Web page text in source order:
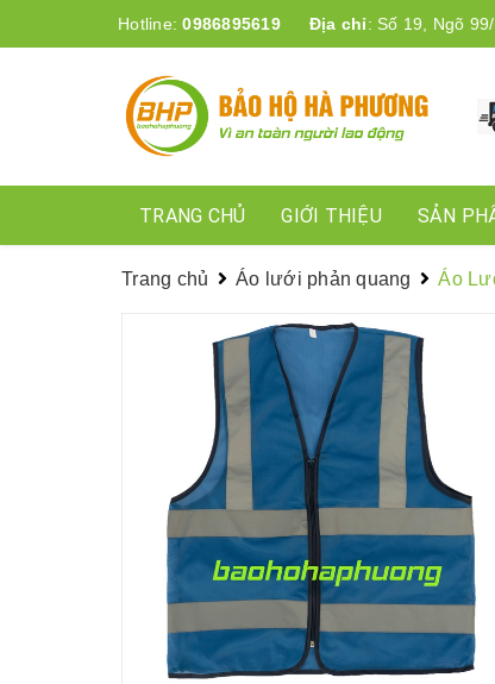
Hotline:0986895619 Địa chỉ: Số 19, Ngõ
TRANG CHỦ GIỚI THIỆU SẢN
Trang chủ Áo lưới phản quang Áo